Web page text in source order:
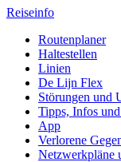
Reiseinfo
Routenplaner
Haltestellen
Linien
De Lijn Flex
Störungen und
Tipps, Infos
App
Verlorene
Netzwerkpläne